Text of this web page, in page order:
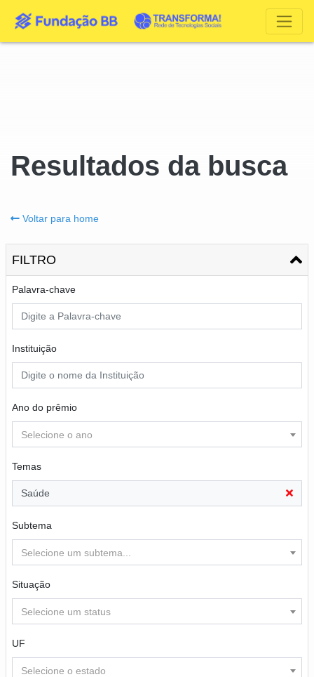
Resultados da busca
Voltar para home
FILTRO
Palavra-chave
Instituição
Ano do prêmio
Selecione o ano
Temas
Saúde
Subtema
Selecione um subtema...
Situação
Selecione um status
UF
Selecione o estado